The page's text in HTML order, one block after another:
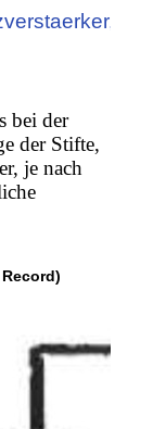
bei der
der Stifte,
je nach